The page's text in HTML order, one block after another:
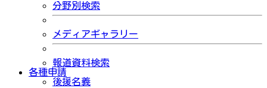
分野別検索
メディアギャラリー
報道資料検索
各種申請
後援名義